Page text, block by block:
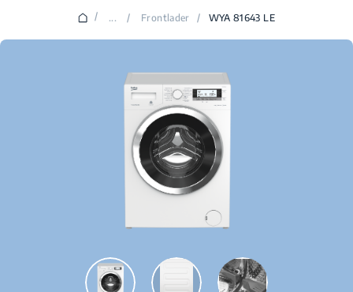
/ ... / Frontlader / WYA 81643 LE